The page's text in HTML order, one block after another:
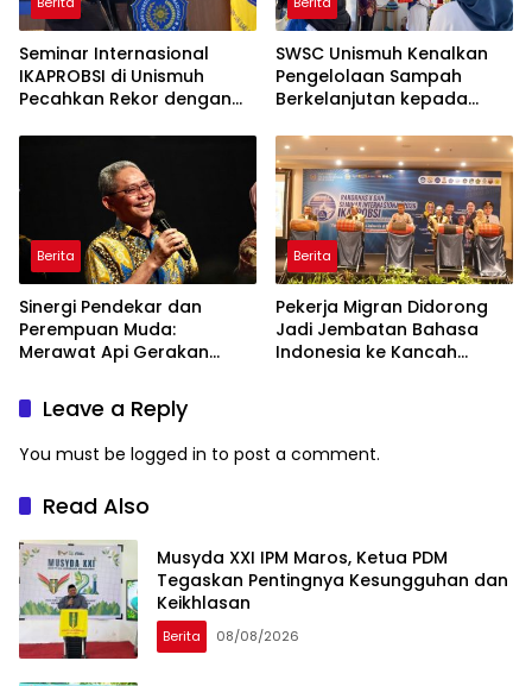
Seminar Internasional
IKAPROBSI di Unismuh
Pecahkan Rekor dengan
SWSC Unismuh Kenalkan
Pengelolaan Sampah
Berkelanjutan kepada
Visit
Berita
Sinergi Pendekar dan
Perempuan Muda:
Merawat Api Gerakan
Berita
Pekerja Migran Didorong
Jadi Jembatan Bahasa
Indonesia ke Kancah
Leave a Reply
You must be logged in to post a comment.
Read Also
Musyda XXI IPM Maros, Ketua PDM
Tegaskan Pentingnya Kesungguhan dan
Keikhlasan
Berita 08/08/2026